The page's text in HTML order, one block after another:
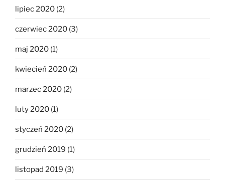
lipiec 2020 (2)
czerwiec 2020 (3)
maj 2020 (1)
kwiecień 2020 (2)
marzec 2020 (2)
luty 2020 (1)
styczeń 2020 (2)
grudzień 2019 (1)
listopad 2019 (3)